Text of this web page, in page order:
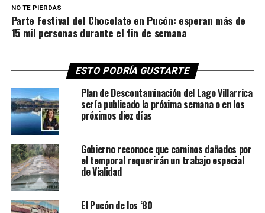
NO TE PIERDAS
Parte Festival del Chocolate en Pucón: esperan más de
15 mil personas durante el fin de semana
ESTO PODRÍA GUSTARTE
Plan de Descontaminación del Lago Villarrica
sería publicado la próxima semana o en los
próximos diez días
Gobierno reconoce que caminos dañados por
el temporal requerirán un trabajo especial
de Vialidad
El Pucón de los ‘80